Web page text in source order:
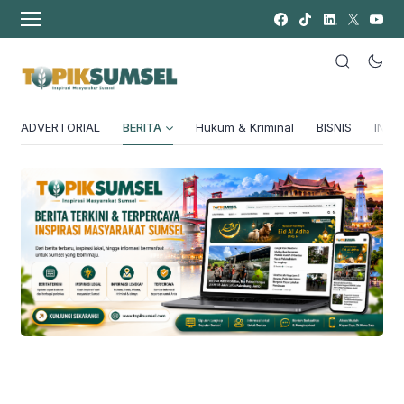
ADVERTORIAL BERITA Hukum & Kriminal BISNIS